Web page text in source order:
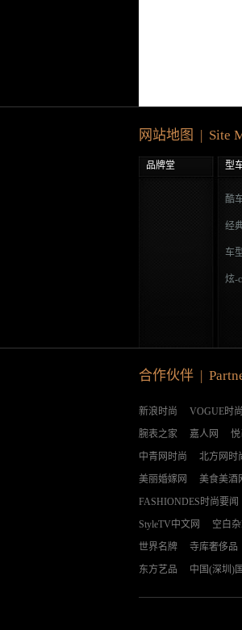
网站地图 | Site
品牌堂 型
酷
经
车
炫-
合作伙伴 |
新浪时尚 VOGUE时
腕表之家
嘉人网 悦
中青网时尚
北方网时
美丽婚嫁网
美食美酒
FASHIONDES时尚要闻
StyleTV中文网
空白
世界名牌
寺库奢侈品
东方艺品
中国(深圳)